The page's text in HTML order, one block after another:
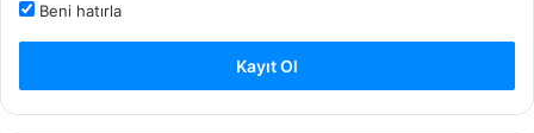
Beni hatırla
Kayıt Ol